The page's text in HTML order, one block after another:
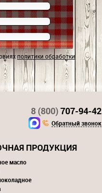
политики обработки
8 (800)707-94-42
Обратный звонок
ПРОДУКЦИЯ
масло